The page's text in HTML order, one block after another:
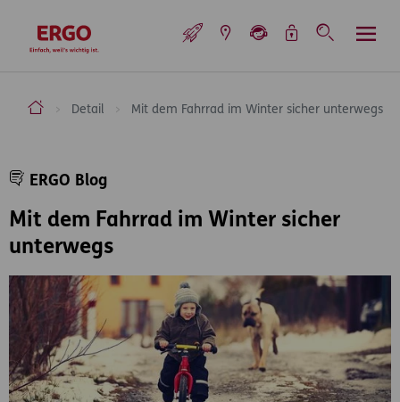
zur Startseite
ERGO Versicherung Aktiengesellschaft
Detail Mit dem Fahrrad im Winter sicher unterwegs
Mit dem Fahrrad im Winter sicher
unterwegs
ERGO Blog